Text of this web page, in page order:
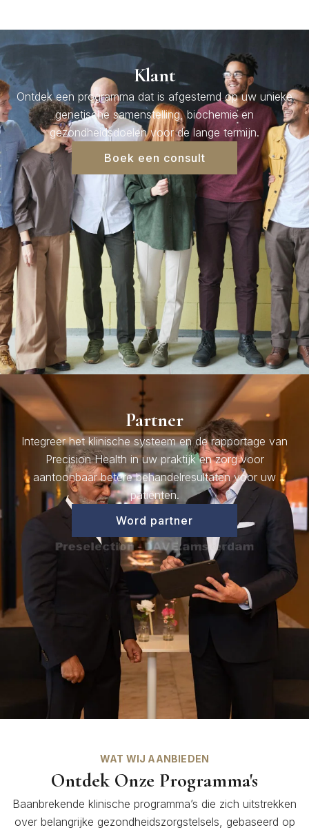
Klant
Ontdek een programma dat is afgestemd op uw unieke
genetische samenstelling, biochemie en
gezondheidsdoelen voor de lange termijn.
Boek een consult
Partner
Integreer het klinische systeem en de rapportage van
Precision Health in uw praktijk en zorg voor
aantoonbaar betere behandelresultaten voor uw
patiënten.
Word partner
WAT WIJ AANBIEDEN
Ontdek Onze Programma's
Baanbrekende klinische programma’s die zich uitstrekken
over belangrijke gezondheidszorgstelsels, gebaseerd op